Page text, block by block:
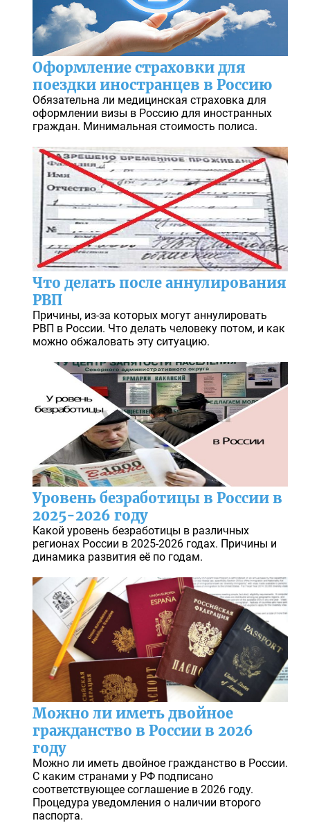
Оформление страховки для
поездки иностранцев в Россию
Обязательна ли медицинская страховка для
оформлении визы в Россию для иностранных
граждан. Минимальная стоимость полиса.
Что делать после аннулирования
РВП
Причины, из-за которых могут аннулировать
РВП в России. Что делать человеку потом, и как
можно обжаловать эту ситуацию.
Уровень безработицы в России в
2025-2026 году
Какой уровень безработицы в различных
регионах России в 2025-2026 годах. Причины и
динамика развития её по годам.
Можно ли иметь двойное
гражданство в России в 2026
году
Можно ли иметь двойное гражданство в России.
С каким странами у РФ подписано
соответствующее соглашение в 2026 году.
Процедура уведомления о наличии второго
паспорта.